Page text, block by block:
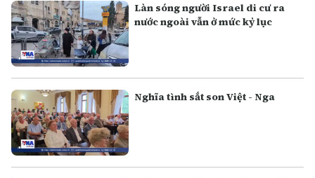
Làn sóng người Israel di cư ra
nước ngoài vẫn ở mức kỷ lục
Nghĩa tình sắt son Việt - Nga